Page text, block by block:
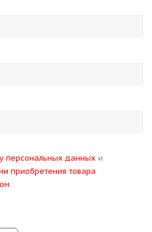
персональных данных и
приобретения товара